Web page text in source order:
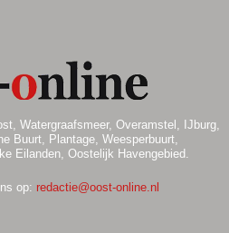
Watergraafsmeer, Overamstel, IJburg,
Buurt, Plantage, Weesperbuurt,
Eilanden, Oostelijk Havengebied.
op: redactie@oost-online.nl